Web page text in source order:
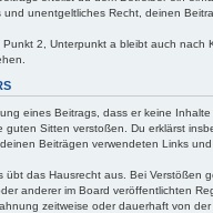
und unentgeltliches Recht, deinen
Punkt 2, Unterpunkt a bleibt auch nach
eines Beitrags, dass er keine
guten Sitten verstoßen. Du erklärst
Beiträgen verwendeten Links
übt das Hausrecht aus. Bei Verstößen
anderer im Board veröffentlichten
zeitweise oder dauerhaft von